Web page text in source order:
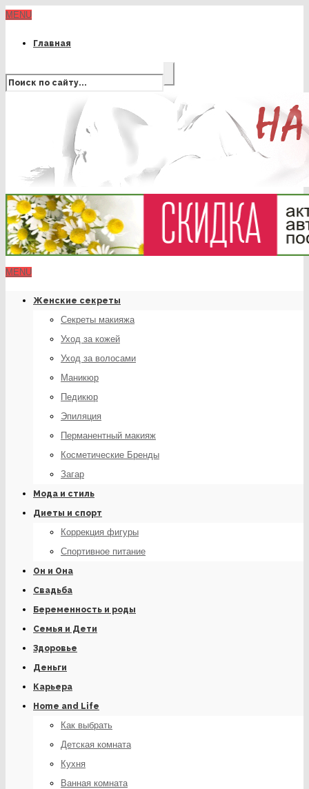
MENU
Главная
MENU
Женские секреты
Секреты макияжа
Уход за кожей
Уход за волосами
Маникюр
Педикюр
Эпиляция
Перманентный макияж
Косметические Бренды
Загар
Мода и стиль
Диеты и спорт
Коррекция фигуры
Спортивное питание
Он и Она
Свадьба
Беременность и роды
Семья и Дети
Здоровье
Деньги
Карьера
Home and Life
Как выбрать
Детская комната
Кухня
Ванная комната